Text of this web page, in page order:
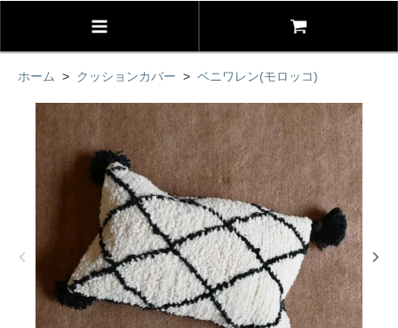
ホーム > クッションカバー > ベニワレン(モロッコ)